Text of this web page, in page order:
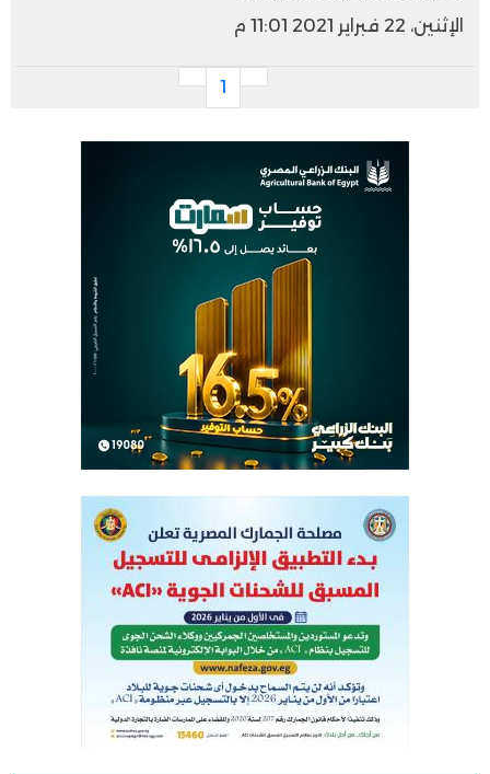
الإثنين، 22 فبراير 2021 11:01 م
1